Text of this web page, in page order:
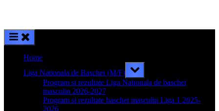
Home
Liga Nationala de Baschet (M/F)
Toggle
sub-
menu
Program si rezultate Liga Nationala de baschet
masculin 2026-2027
Program si rezultate baschet masculin Liga 1 2025-
2026